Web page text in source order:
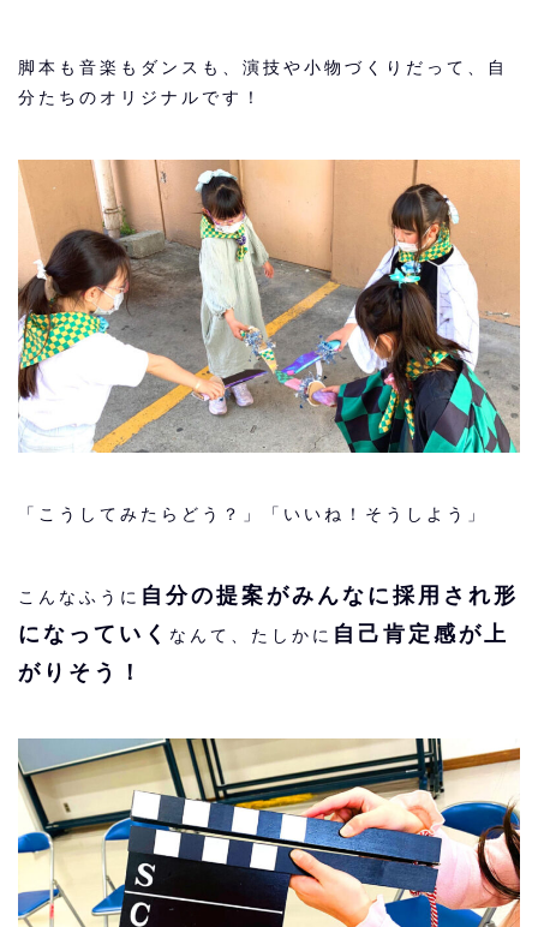
脚本も音楽もダンスも、演技や小物づくりだって、自
分たちのオリジナルです！
「こうしてみたらどう？」「いいね！そうしよう」
こんなふうに 自分の提案がみんなに採用され形
になっていく なんて、たしかに 自己肯定感が上
がりそう！